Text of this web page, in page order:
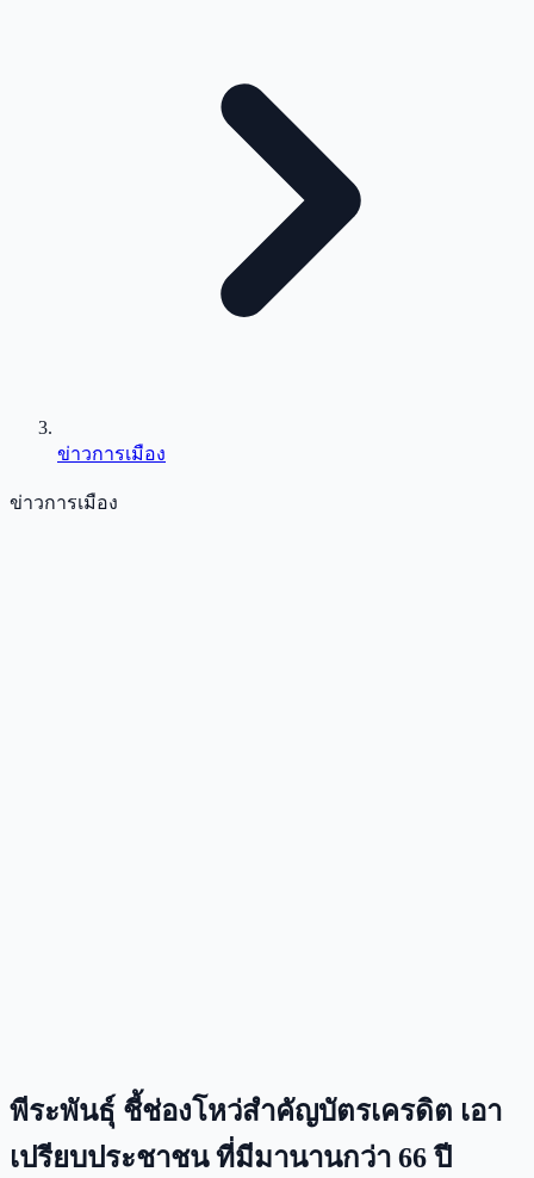
ข่าวการเมือง
ข่าวการเมือง
พีระพันธุ์ ชี้ช่องโหว่สำคัญบัตรเครดิต เอา
เปรียบประชาชน ที่มีมานานกว่า 66 ปี